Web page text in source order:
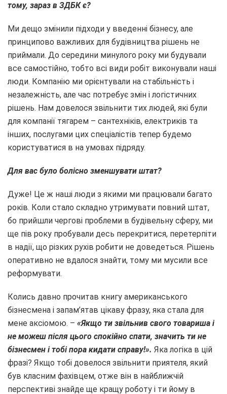
тому, зараз в ЗДБК є?
Ми дещо змінили підходи у введенні бізнесу, але
принципово важливих для будівництва рішень не
приймали. До середини минулого року ми будували
все самостійно, тобто всі види робіт виконували наші
люди. Компанію ми орієнтували на стабільність і
незалежність, але час потребує змін і логістичних
рішень. Нам довелося звільнити тих людей, які були
для компанії тягарем – сантехніків, електриків та
інших, послугами цих спеціалістів тепер будемо
користуватися в на умовах підряду.
Для вас було болісно зменшувати штат?
Дуже! Це ж наші люди з якими ми працювали багато
років. Коли стало складно утримувати повний штат,
бо прийшли чергові проблеми в будівельну сферу, ми
ще пів року пробували десь перекритися, перетерпіти
в надії, що різких рухів робити не доведеться. Рішень
оперативно не вдалося знайти, тому ми мусили все
реформувати.
Колись давно прочитав книгу американського
бізнесмена і запам’ятав цікаву фразу, яка стала для
мене аксіомою. – «Якщо ти звільнив свого товариша і
не можеш після цього спокійно спати, значить ти не
бізнесмен і тобі пора кидати справу!». Яка логіка в цій
фразі? Якщо тобі довелося звільнити приятеля, який
був класним фахівцем, отже він в найближчій
перспективі знайде ще кращу роботу і ти йому в